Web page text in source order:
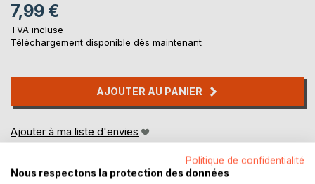
7,99 €
TVA incluse
Téléchargement disponible dès maintenant
AJOUTER AU PANIER
Ajouter à ma liste d'envies
Politique de confidentialité
Nous respectons la protection des données